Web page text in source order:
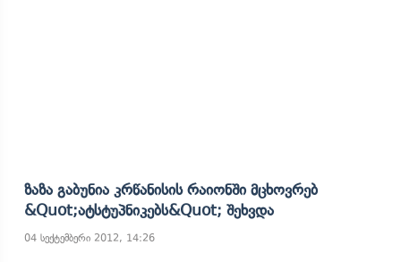
Ზაზა Გაბუნია Კრწანისის Რაიონში Მცხოვრებ
&quot;ატსტუპნიკებს&quot; Შეხვდა
04 სექტემბერი 2012, 14:26